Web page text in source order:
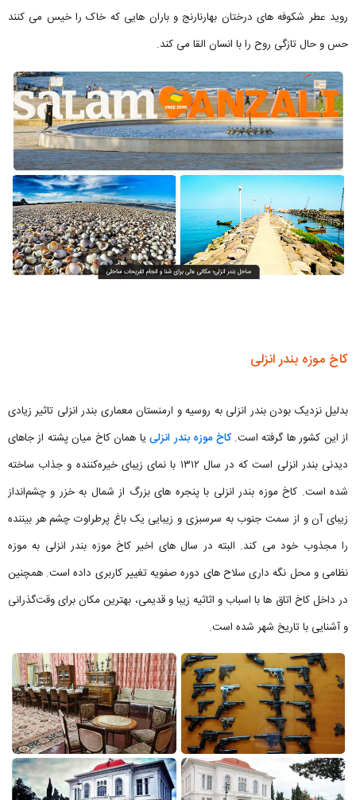
روید عطر شکوفه های درختان بهارنارنج و باران هایی که خاک را خیس می کنند
حس و حال تازگی روح را با انسان القا می کند.
کاخ موزه بندر انزلی
بدلیل نزدیک بودن بندر انزلی به روسیه و ارمنستان معماری بندر انزلی تاثیر زیادی
از این کشور ها گرفته است.کاخ موزه بندر انزلییا همان کاخ میان پشته از جاهای
دیدنی بندر انزلی است که در سال ۱۳۱۲ با نمای زیبای خیره‌کننده و جذاب ساخته
شده است. کاخ موزه بندر انزلی با پنجره‌ های بزرگ از شمال به خزر و چشم‌انداز
زیبای آن و از سمت جنوب به سرسبزی و زیبایی یک باغ پرطراوت چشم هر بیننده
را مجذوب خود می کند. البته در سال های اخیر کاخ موزه بندر انزلی به موزه
نظامی و محل نگه داری سلاح های دوره صفویه تغییر کاربری داده است. همچنین
در داخل کاخ اتاق ها با اسباب و اثاثیه زیبا و قدیمی، بهترین مکان برای وقت‌گذرانی
و آشنایی با تاریخ شهر شده است.